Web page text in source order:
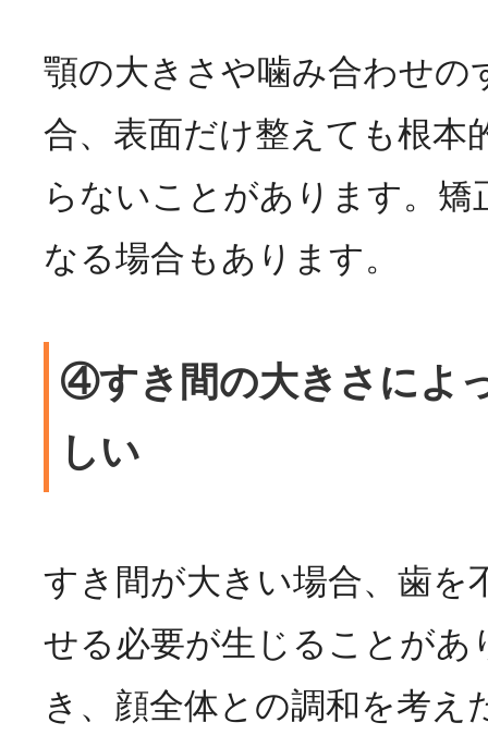
顎の大きさや噛み合わせの
合、表面だけ整えても根本
らないことがあります。矯
なる場合もあります。
④すき間の大きさによ
しい
すき間が大きい場合、歯を
せる必要が生じることがあ
き、顔全体との調和を考え